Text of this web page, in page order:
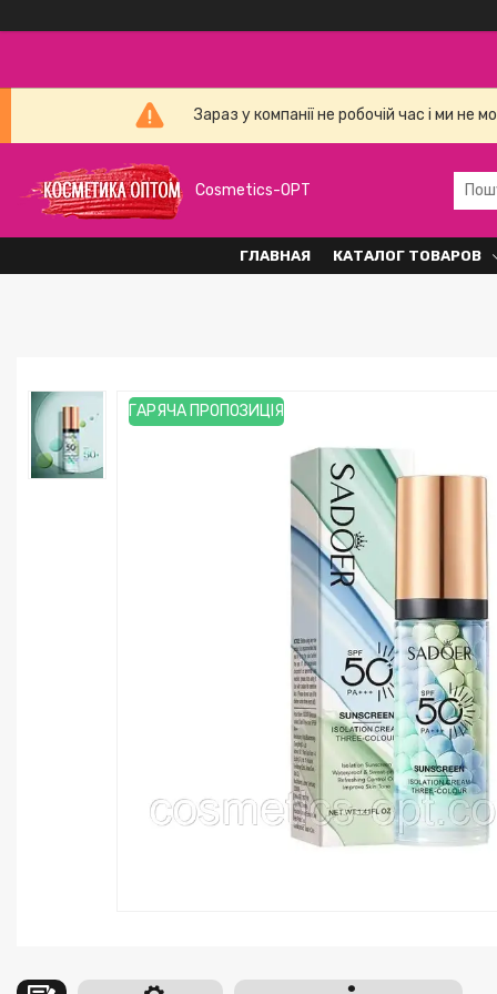
Зараз у компанії не робочій час і ми
Cosmetics-OPT
ГЛАВНАЯ КАТАЛОГ ТОВАРОВ
ГАРЯЧА ПРОПОЗИЦІЯ